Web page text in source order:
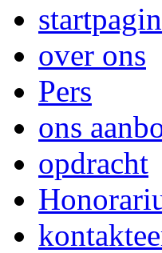
over ons
Pers
ons
opdracht